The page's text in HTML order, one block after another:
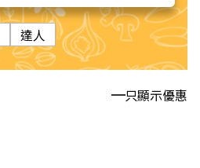
達人
只顯示優惠